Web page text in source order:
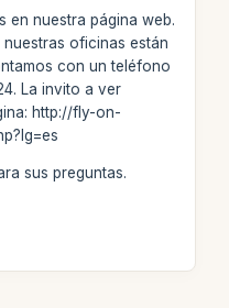
en nuestra página web.
oficinas están
con un teléfono
La invito a ver
http://fly-on-
sus preguntas.